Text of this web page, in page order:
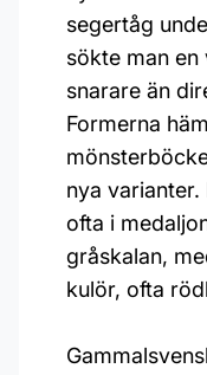
segertåg
sökte man en
snarare än
Formerna
nya
ofta i
gråskalan,
kulör, ofta